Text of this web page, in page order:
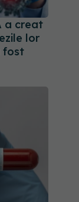
a creat
lor
fost